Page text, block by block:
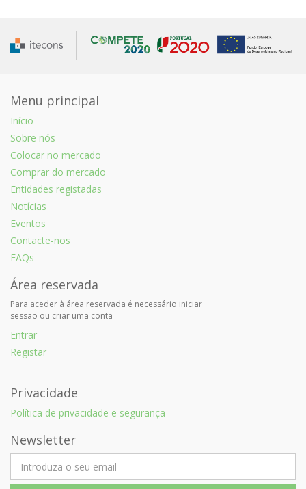
Menu principal
Início
Sobre nós
Colocar no mercado
Comprar do mercado
Entidades registadas
Notícias
Eventos
Contacte-nos
FAQs
Área reservada
Para aceder à área reservada é necessário iniciar
sessão ou criar uma conta
Entrar
Registar
Privacidade
Política de privacidade e segurança
Newsletter